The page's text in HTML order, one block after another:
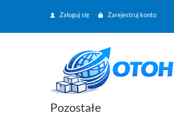
Zaloguj się Zarejestruj konto
Pozostałe